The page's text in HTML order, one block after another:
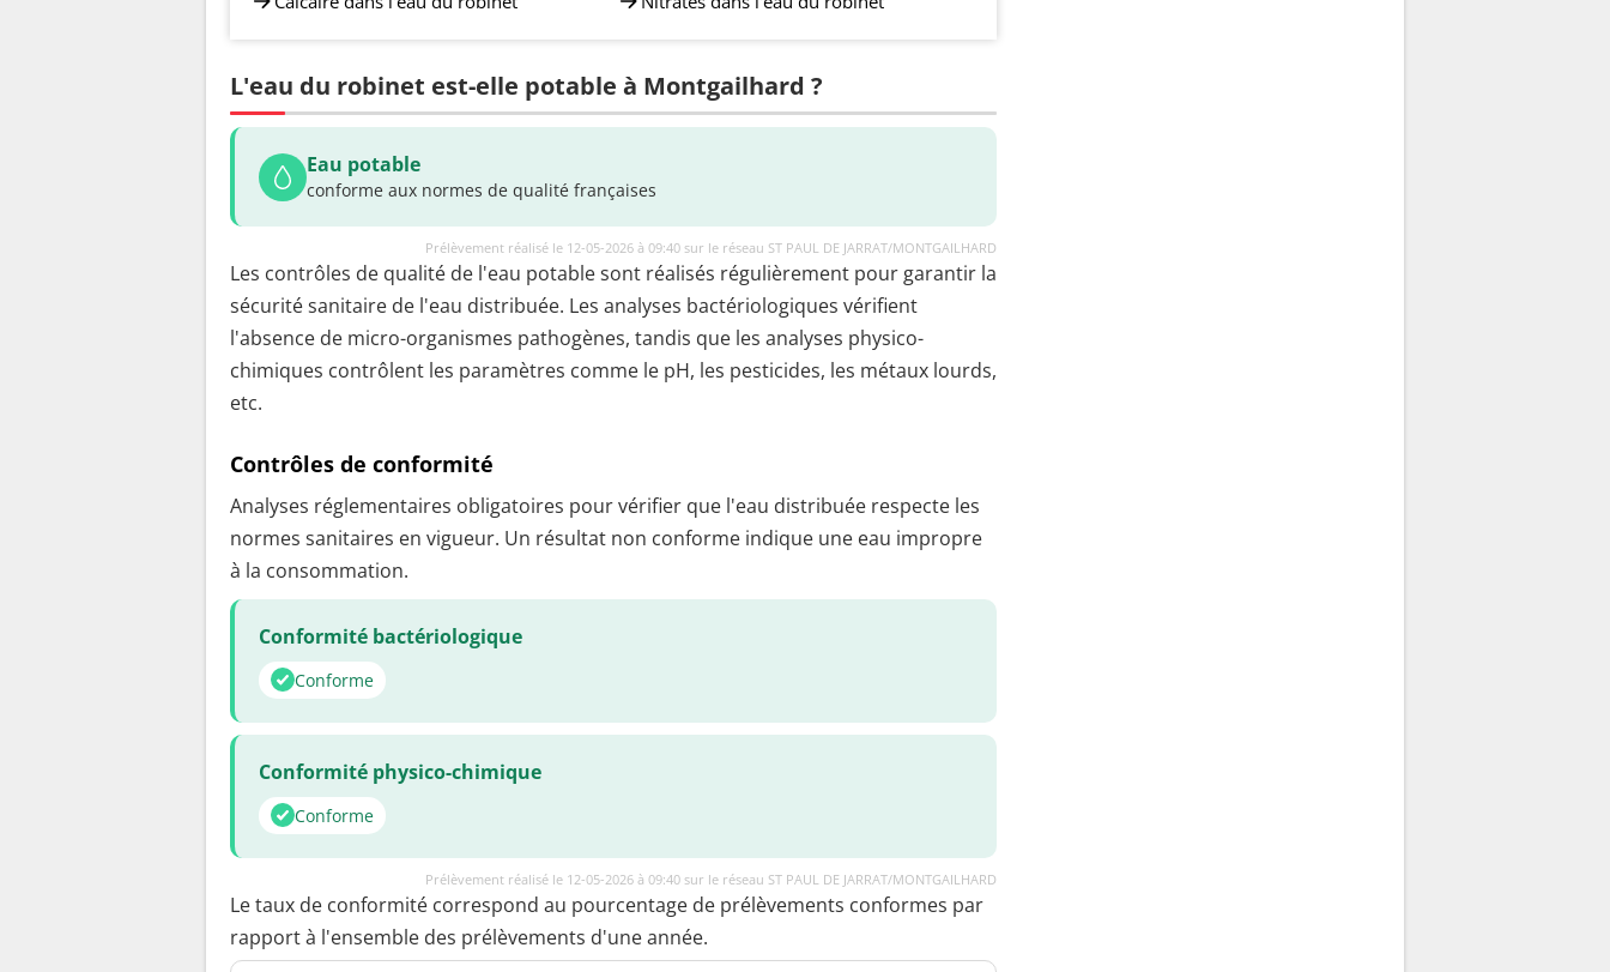
L'eau du robinet est-elle potable à Montgailhard ?
Eau potable
conforme aux normes de qualité françaises
Prélèvement réalisé le 12-05-2026 à 09:40 sur le réseau ST PAUL DE JARRAT/MONTGAILHARD
Les contrôles de qualité de l'eau potable sont réalisés régulièrement pour garantir la
sécurité sanitaire de l'eau distribuée. Les analyses bactériologiques vérifient
l'absence de micro-organismes pathogènes, tandis que les analyses physico-
chimiques contrôlent les paramètres comme le pH, les pesticides, les métaux lourds,
etc.
Contrôles de conformité
Analyses réglementaires obligatoires pour vérifier que l'eau distribuée respecte les
normes sanitaires en vigueur. Un résultat non conforme indique une eau impropre
à la consommation.
Conformité bactériologique
Conforme
Conformité physico-chimique
Conforme
Prélèvement réalisé le 12-05-2026 à 09:40 sur le réseau ST PAUL DE JARRAT/MONTGAILHARD
Le taux de conformité correspond au pourcentage de prélèvements conformes par
rapport à l'ensemble des prélèvements d'une année.